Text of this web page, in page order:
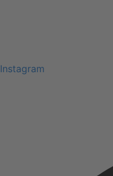
Instagram